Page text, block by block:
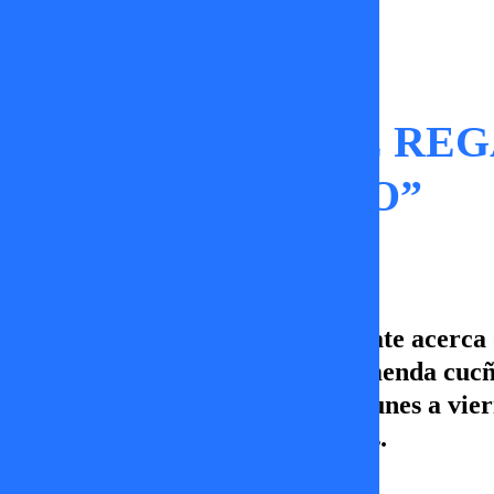
“CHINO RÍOS ME
ESE ERA MI PAGO”
Una misteriosa foto abrió el debate
Sin embargo, Paula dio una tremenda
nuevo capítulo de Sígueme! De lunes a
en TV+, Canal 5, Vamos por más.